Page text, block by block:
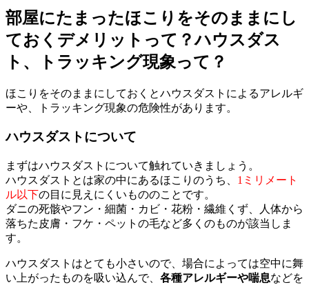
部屋にたまったほこりをそのままにし
ておくデメリットって？ハウスダス
ト、トラッキング現象って？
ほこりをそのままにしておくとハウスダストによるアレルギ
ーや、トラッキング現象の危険性があります。
ハウスダストについて
まずはハウスダストについて触れていきましょう。
ハウスダストとは家の中にあるほこりのうち、 1ミリメート
ル以下の目に見えにくいもののことです。
ダニの死骸やフン・細菌・カビ・花粉・繊維くず、人体から
落ちた皮膚・フケ・ペットの毛など多くのものが該当しま
す。
ハウスダストはとても小さいので、場合によっては空中に舞
い上がったものを吸い込んで、 各種アレルギーや喘息などを